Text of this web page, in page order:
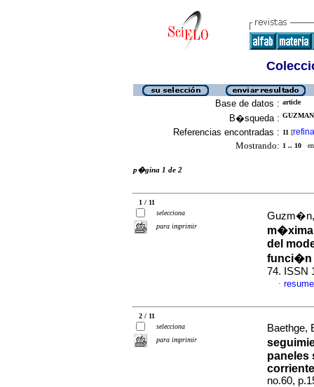
Base de datos : article
B�squeda :
Referencias encontradas : 11 [
Mostrando: 1 .. 10 en
p�gina 1 de 2
1 / 11
selecciona
para imprimir
del
funci�n
74. ISSN
·
2 / 11
selecciona
para imprimir
Baethge,
paneles
no.60,